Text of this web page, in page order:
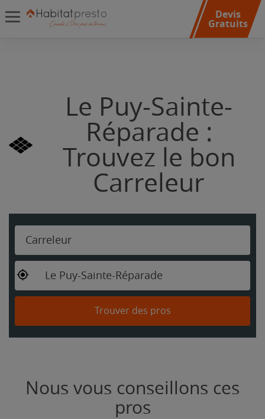
Devis
Gratuits
Le Puy-Sainte-
Réparade :
Trouvez le bon
Carreleur
Carreleur
Le Puy-Sainte-Réparade
Trouver des pros
Nous vous conseillons ces
pros